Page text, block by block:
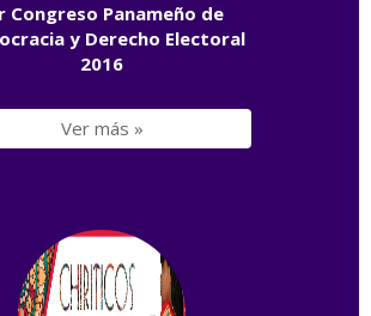
Congreso Panameño de
y Derecho Electoral
2016
Ver más »